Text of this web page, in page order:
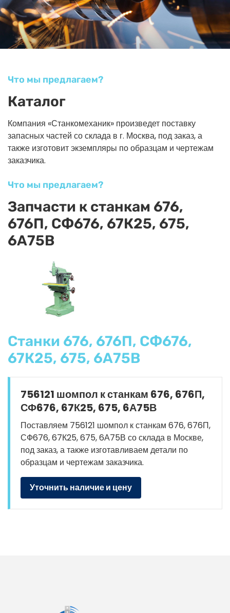
Что мы предлагаем?
Каталог
Компания «Станкомеханик» произведет поставку
запасных частей со склада в г. Москва, под заказ, а
также изготовит экземпляры по образцам и чертежам
заказчика.
Что мы предлагаем?
Запчасти к станкам 676,
676П, СФ676, 67К25, 675,
6А75В
Станки 676, 676П, СФ676,
67К25, 675, 6А75В
756121 шомпол к станкам 676, 676П,
СФ676, 67К25, 675, 6А75В
Поставляем 756121 шомпол к станкам 676, 676П,
СФ676, 67К25, 675, 6А75В со склада в Москве,
под заказ, а также изготавливаем детали по
образцам и чертежам заказчика.
Уточнить наличие и цену